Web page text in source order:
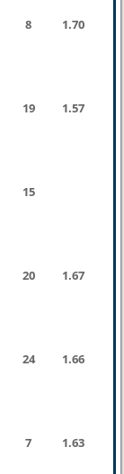
8 1.70
19 1.57
15
20 1.67
24 1.66
7 1.63